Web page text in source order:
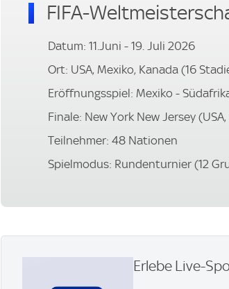
FIFA-
Datum: 11.Juni - 19. Juli 2026
Ort: USA, Mexiko, Kanada (16
Eröffnungsspiel: Mexiko -
Finale: New York New Jersey (USA,
Teilnehmer: 48 Nationen
Spielmodus: Rundenturnier (12
Erlebe Live-